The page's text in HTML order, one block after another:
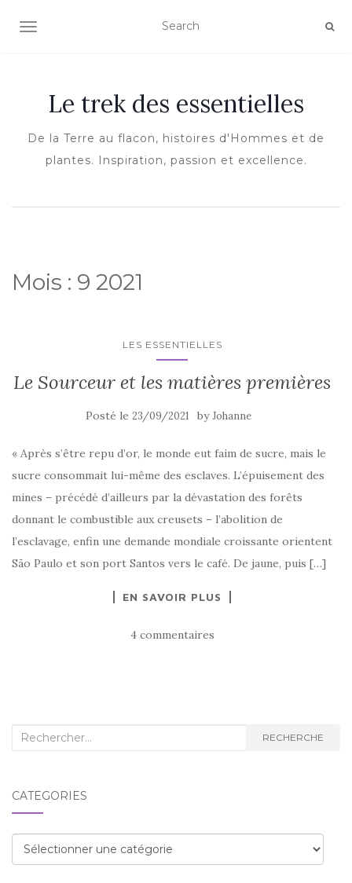
OUVRIR/FERMER LA NAVIGATION
Le trek des essentielles
De la Terre au flacon, histoires d'Hommes et de
plantes. Inspiration, passion et excellence.
Mois : 9 2021
LES ESSENTIELLES
Le Sourceur et les matières premières
Posté le 23/09/2021 byJohanne
« Après s’être repu d’or, le monde eut faim de sucre, mais le
sucre consommait lui-même des esclaves. L’épuisement des
mines – précédé d’ailleurs par la dévastation des forêts
donnant le combustible aux creusets – l’abolition de
l’esclavage, enfin une demande mondiale croissante orientent
São Paulo et son port Santos vers le café. De jaune, puis […]
EN SAVOIR PLUS
4 commentaires
Recherche
RECHERCHE
CATÉGORIES
Catégories